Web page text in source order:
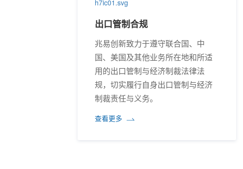
出口管制合规
兆易创新致力于遵守联合国、中
国、美国及其他业务所在地和所适
用的出口管制与经济制裁法律法
规，切实履行自身出口管制与经济
制裁责任与义务。
查看更多